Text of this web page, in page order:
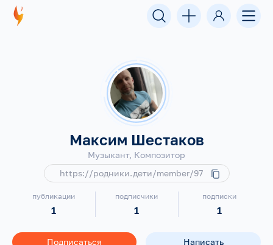
Максим Шестаков
Музыкант, Композитор
https://родники.дети/member/97
публикации
1
подписчики
1
подписки
1
Подписаться Написать